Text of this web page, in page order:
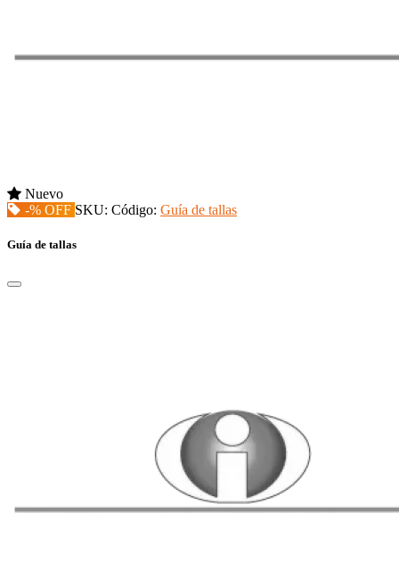
Nuevo
-% OFF SKU: Código: Guía de tallas
Guía de tallas